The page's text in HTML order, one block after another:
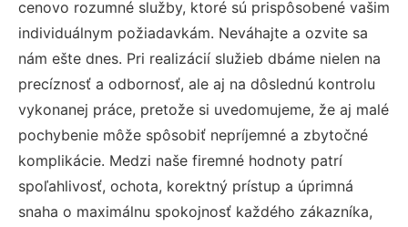
cenovo rozumné služby, ktoré sú prispôsobené vašim
individuálnym požiadavkám. Neváhajte a ozvite sa
nám ešte dnes. Pri realizácií služieb dbáme nielen na
precíznosť a odbornosť, ale aj na dôslednú kontrolu
vykonanej práce, pretože si uvedomujeme, že aj malé
pochybenie môže spôsobiť nepríjemné a zbytočné
komplikácie. Medzi naše firemné hodnoty patrí
spoľahlivosť, ochota, korektný prístup a úprimná
snaha o maximálnu spokojnosť každého zákazníka,